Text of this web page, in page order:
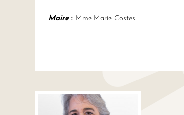
Maire:Mme.Marie Costes